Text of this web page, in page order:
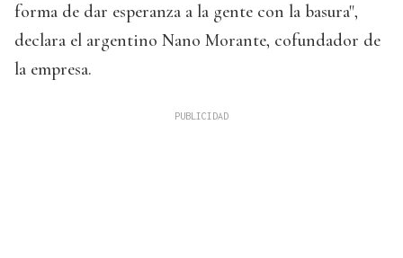
forma de dar esperanza a la gente con la basura",
declara el argentino Nano Morante, cofundador de
la empresa.